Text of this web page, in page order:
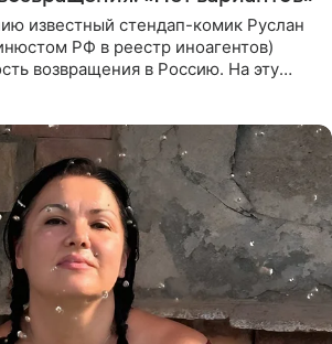
известный стендап-комик Руслан
РФ в реестр иноагентов)
возвращения в Россию. На эту